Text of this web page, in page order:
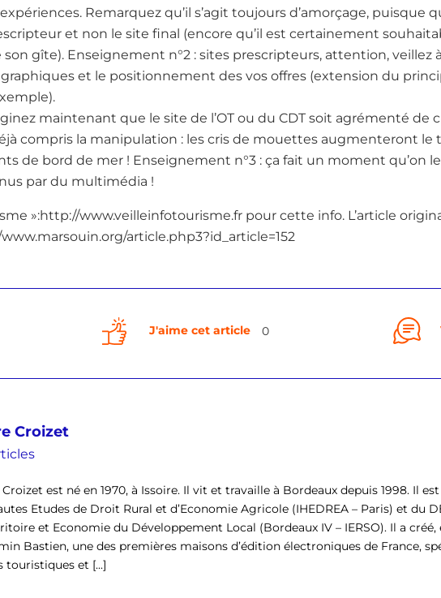
Remarquez qu’il s’agit toujours d’amorçage, puisque
et non le site final (encore qu’il est certainement
son gîte). Enseignement n°2 : sites prescripteurs, attention, veillez
et le positionnement des vos offres (extension du
maintenant que le site de l’OT ou du CDT soit agrémenté de
compris la manipulation : les cris de mouettes augmenteront le
de bord de mer ! Enseignement n°3 : ça fait un moment qu’on
par du multimédia !
»:http://www.veilleinfotourisme.fr pour cette info. L’article
article.php3?id_article=152
J'aime cet article 0
Croizet
est né en 1970, à Issoire. Il vit et travaille à Bordeaux depuis 1998. Il
Etudes de Droit Rural et d’Economie Agricole (IHEDREA – Paris) et du
et Economie du Développement Local (Bordeaux IV – IERSO). Il a créé,
Bastien, une des premières maisons d’édition électroniques de France,
touristiques et [...]